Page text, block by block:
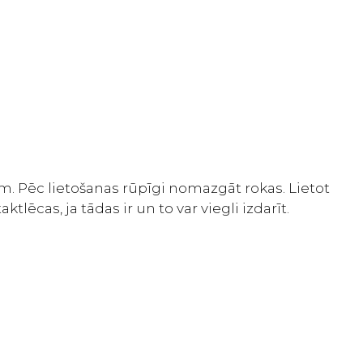
Pēc lietošanas rūpīgi nomazgāt rokas. Lietot
ja tādas ir un to var viegli izdarīt.